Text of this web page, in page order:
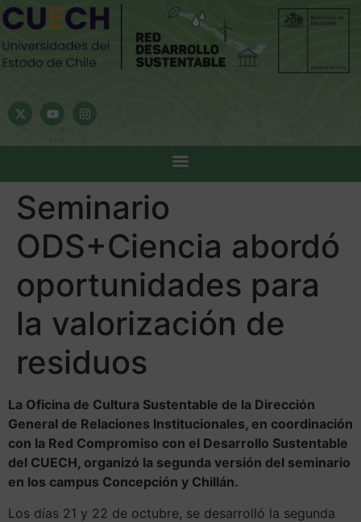
Seminario
ODS+Ciencia abordó
oportunidades para
la valorización de
residuos
La Oficina de Cultura Sustentable de la Dirección
General de Relaciones Institucionales, en coordinación
con la Red Compromiso con el Desarrollo Sustentable
del CUECH, organizó la segunda versión del seminario
en los campus Concepción y Chillán.
Los días 21 y 22 de octubre, se desarrolló la segunda